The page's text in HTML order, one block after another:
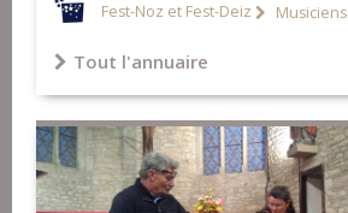
Fest-Noz et Fest-Deiz Musiciens
Tout l'annuaire